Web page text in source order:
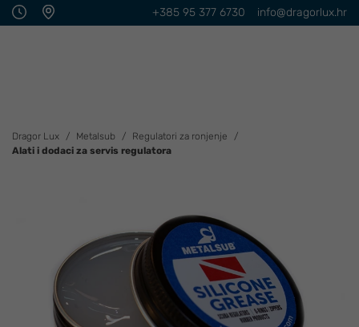
info@dragorlux.hr
+385 95 377 6730
Dragor Lux Metalsub
Regulatori za ronjenje
Alati i dodaci za servis regulatora